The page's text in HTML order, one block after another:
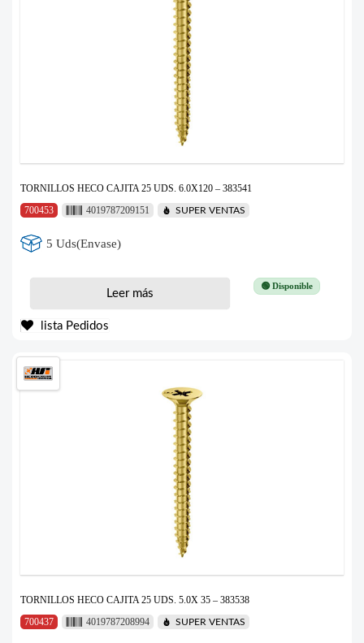
TORNILLOS HECO CAJITA 25 UDS. 6.0X120 – 383541
700453
4019787209151 SUPER VENTAS
5 Uds(Envase)
🟢 Disponible
Leer más
lista Pedidos
TORNILLOS HECO CAJITA 25 UDS. 5.0X 35 – 383538
700437
4019787208994 SUPER VENTAS